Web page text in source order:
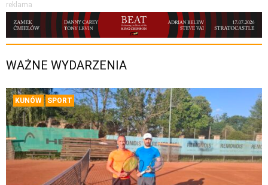
reklama
WAŻNE WYDARZENIA
KUNÓW SPORT